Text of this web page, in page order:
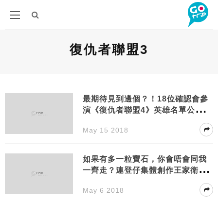
復仇者聯盟3
最期待見到邊個？！18位確認會參
演《復仇者聯盟4》英雄名單公開
May 15 2018
如果有多一粒寶石，你會唔會同我
一齊走？連登仔集體創作王家衛式
May 6 2018